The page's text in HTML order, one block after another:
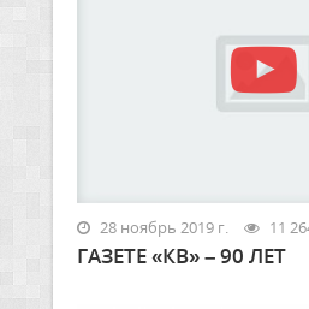
28 ноябрь 2019 г. 11
ГАЗЕТЕ «КВ» – 90 ЛЕТ